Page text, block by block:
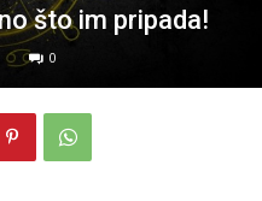
što im pripada!
0